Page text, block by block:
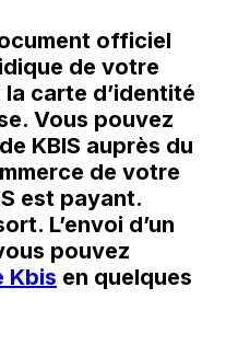
officiel
de votre
la carte d’identité
Vous pouvez
KBIS auprès du
de votre
est payant.
L’envoi d’un
pouvez
Kbis en quelques